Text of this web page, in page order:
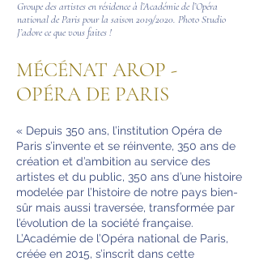
Groupe des artistes en résidence à l’Académie de l’Opéra
national de Paris pour la saison 2019/2020. Photo Studio
J’adore ce que vous faites !
MÉCÉNAT AROP -
OPÉRA DE PARIS
« Depuis 350 ans, l’institution Opéra de
Paris s’invente et se réinvente, 350 ans de
création et d’ambition au service des
artistes et du public, 350 ans d’une histoire
modelée par l’histoire de notre pays bien-
sûr mais aussi traversée, transformée par
l’évolution de la société française.
L’Académie de l’Opéra national de Paris,
créée en 2015, s’inscrit dans cette